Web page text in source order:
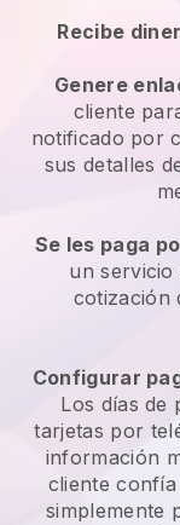
Recibe
Genere
cliente
notificado por
sus detalles
Se les paga
un
cotización
Configurar
Los días de
tarjetas por
información
cliente confía
simplemente